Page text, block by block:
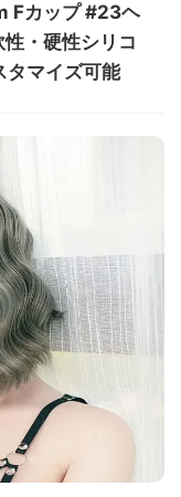
Fカップ #23ヘ
・硬性シリコ
タマイズ可能